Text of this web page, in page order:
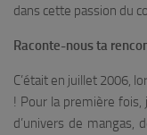
dans cette passion du
Raconte-nous ta
C’était en juillet 2006,
! Pour la première fois,
d’univers de mangas,